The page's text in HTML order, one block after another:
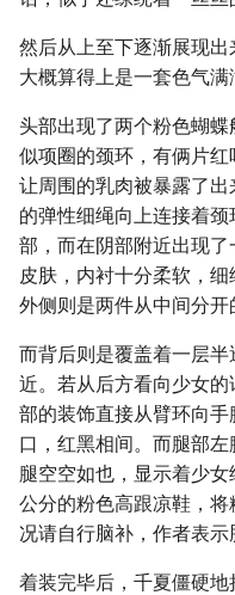
然后从上至下逐渐展现出
大概算得上是一套色气满
头部出现了两个粉色蝴
似项圈的颈环，有俩片红
让周围的乳肉被暴露了
的弹性细绳向上连接着
部，而在阴部附近出现
皮肤，内衬十分柔软，
外侧则是两件从中间分开
而背后则是覆盖着一层
近。若从后方看向少女
部的装饰直接从臂环向
口，红黑相间。而腿部
腿空空如也，显示着少
公分的粉色高跟凉鞋，
况请自行脑补，作者表示
着装完毕后，千夏僵硬